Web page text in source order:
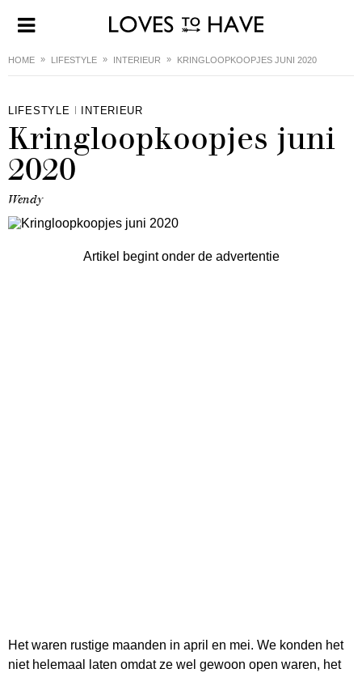
HOME LIFESTYLE INTERIEUR KRINGLOOPKOOPJES JUNI 2020
LIFESTYLE INTERIEUR
Kringloopkoopjes juni
2020
Wendy
Artikel begint onder de advertentie
Het waren rustige maanden in april en mei. We konden het
niet helemaal laten omdat ze wel gewoon open waren, het